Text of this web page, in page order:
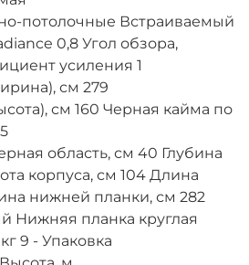
потолочные Встраиваемый
0,8 Угол обзора,
усиления 1
см 279
см 160 Черная кайма по
область, см 40 Глубина
корпуса, см 104 Длина
нижней планки, см 282
Нижняя планка круглая
9 - Упаковка